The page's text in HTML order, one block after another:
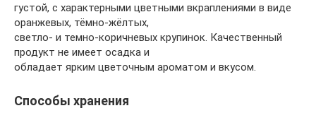
густой, с характерными цветными вкраплениями в виде
оранжевых, тёмно-жёлтых,
светло- и темно-коричневых крупинок. Качественный
продукт не имеет осадка и
обладает ярким цветочным ароматом и вкусом.
Способы хранения